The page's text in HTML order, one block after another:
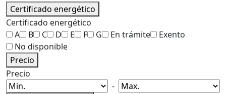
Certificado energético
Certificado energético
A
B C D E F G En trámite
Exento
No disponible
Precio
Precio
-